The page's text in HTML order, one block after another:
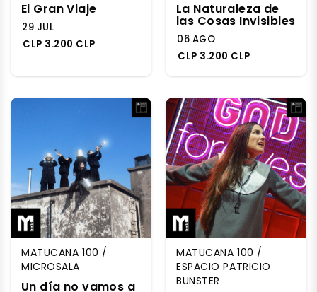
El Gran Viaje
29 JUL
CLP 3.200 CLP
La Naturaleza de
las Cosas Invisibles
06 AGO
CLP 3.200 CLP
MATUCANA 100 /
MICROSALA
Un día no vamos a
MATUCANA 100 /
ESPACIO PATRICIO
BUNSTER